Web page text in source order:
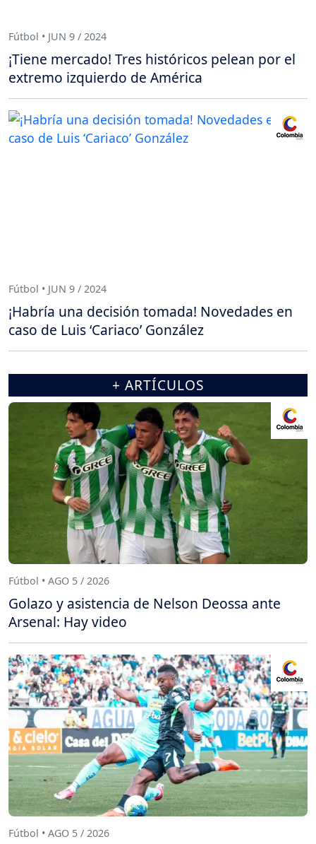
Fútbol • JUN 9 / 2024
¡Tiene mercado! Tres históricos pelean por el
extremo izquierdo de América
Fútbol • JUN 9 / 2024
¡Habría una decisión tomada! Novedades en
caso de Luis ‘Cariaco’ González
+ ARTÍCULOS
Fútbol • AGO 5 / 2026
Golazo y asistencia de Nelson Deossa ante
Arsenal: Hay video
Fútbol • AGO 5 / 2026